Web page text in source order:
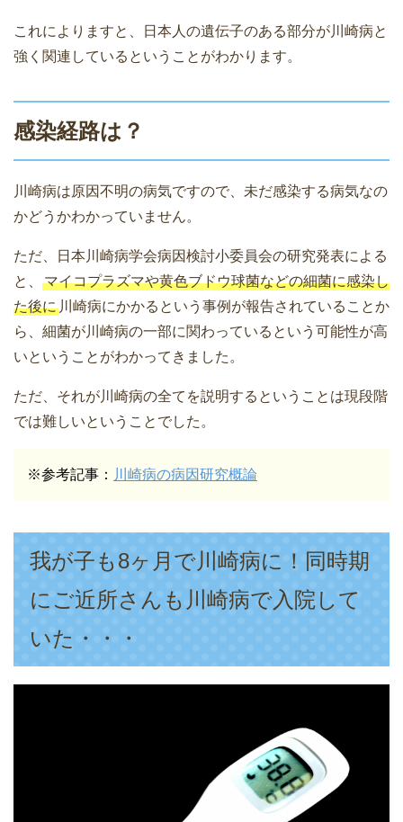
これによりますと、日本人の遺伝子のある部分が川崎病と
強く関連しているということがわかります。
感染経路は？
川崎病は原因不明の病気ですので、未だ感染する病気なの
かどうかわかっていません。
ただ、日本川崎病学会病因検討小委員会の研究発表による
と、
マイコプラズマや黄色ブドウ球菌などの細菌に感染し
た後に 川崎病にかかるという事例が報告されていることか
ら、細菌が川崎病の一部に関わっているという可能性が高
いということがわかってきました。
ただ、それが川崎病の全てを説明するということは現段階
では難しいということでした。
※参考記事： 川崎病の病因研究概論
我が子も8ヶ月で川崎病に！同時期
にご近所さんも川崎病で入院して
いた・・・